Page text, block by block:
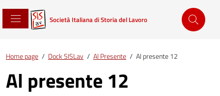
Società Italiana di Storia del Lavoro
Home page / Dock SISLav / Al Presente / Al presente 12
Al presente 12